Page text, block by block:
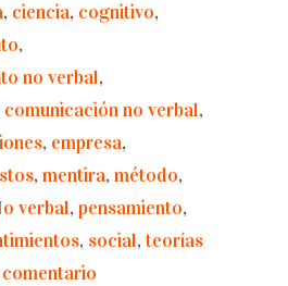
, ciencia, cognitivo,
,
no verbal,
comunicación no verbal,
, empresa,
, mentira, método,
verbal, pensamiento,
, social,teorías